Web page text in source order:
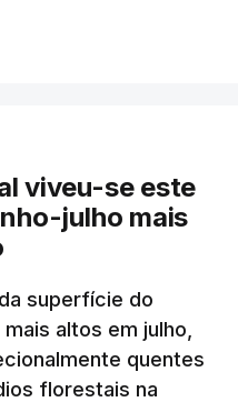
sido afixados.
e alunos foram
mas ainda não
pais apontam
na
viveu-se este
julho mais
superfície do
altos em julho,
quentes
florestais na